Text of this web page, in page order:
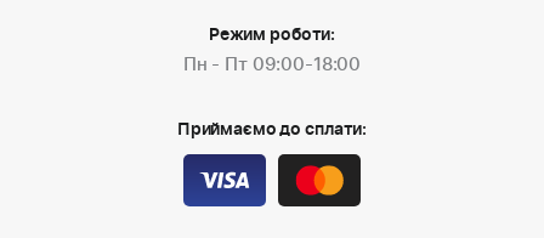
Режим роботи:
Пн - Пт 09:00-18:00
Приймаємо до сплати: